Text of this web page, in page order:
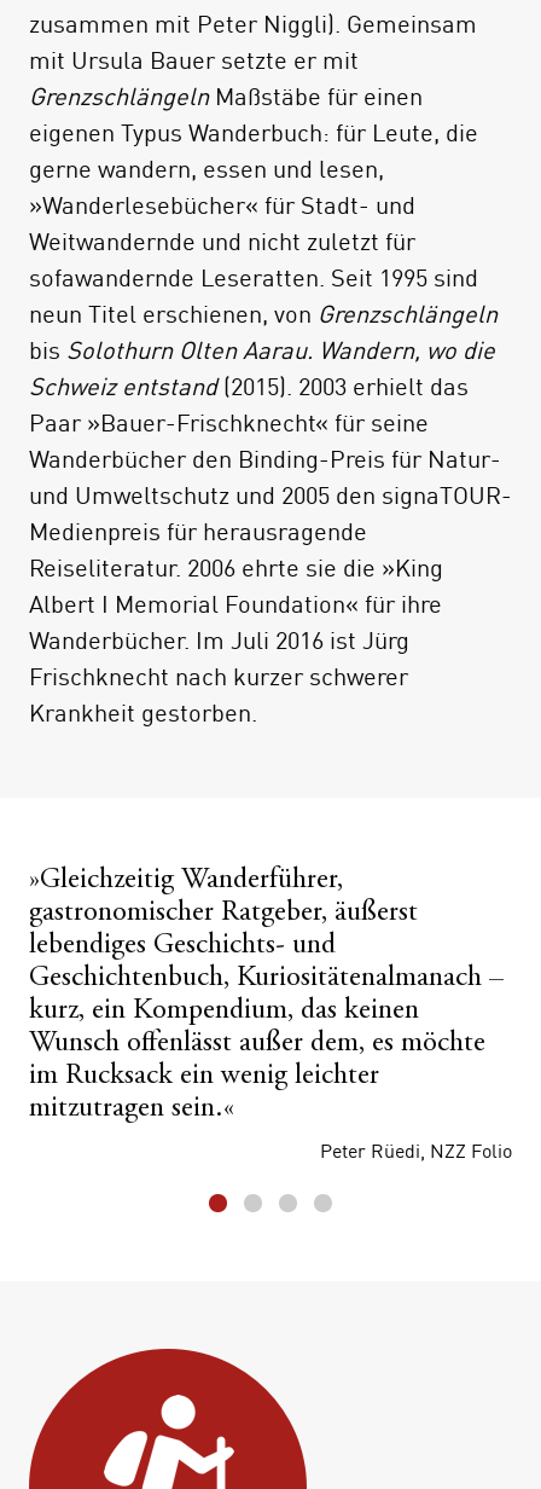
zusammen mit Peter Niggli). Gemeinsam
mit Ursula Bauer setzte er mit
GrenzschlängelnMaßstäbe für einen
eigenen Typus Wanderbuch: für Leute, die
gerne wandern, essen und lesen,
»Wanderlesebücher« für Stadt- und
Weitwandernde und nicht zuletzt für
sofawandernde Leseratten. Seit 1995 sind
neun Titel erschienen, von Grenzschlängeln
bis Solothurn Olten Aarau. Wandern, wo die
Schweiz entstand(2015). 2003 erhielt das
Paar »Bauer-Frischknecht« für seine
Wanderbücher den Binding-Preis für Natur-
und Umweltschutz und 2005 den signaTOUR-
Medienpreis für herausragende
Reiseliteratur. 2006 ehrte sie die »King
Albert I Memorial Foundation« für ihre
Wanderbücher. Im Juli 2016 ist Jürg
Frischknecht nach kurzer schwerer
Krankheit gestorben.
»Gleichzeitig Wanderführer,
gastronomischer Ratgeber, äußerst
lebendiges Geschichts- und
Geschichtenbuch, Kuriositätenalmanach –
kurz, ein Kompendium, das keinen
Wunsch offenlässt außer dem, es möchte
im Rucksack ein wenig leichter
mitzutragen sein.«
Peter Rüedi, NZZ Folio